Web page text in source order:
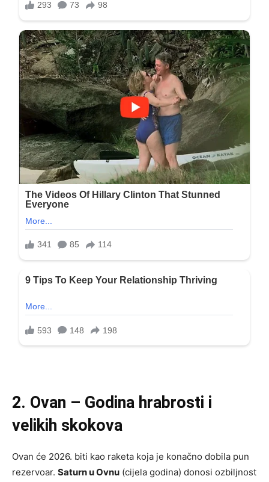
2. Ovan – Godina hrabrosti i
velikih skokova
Ovan će 2026. biti kao raketa koja je konačno dobila pun
rezervoar. Saturn u Ovnu (cijela godina) donosi ozbiljnost